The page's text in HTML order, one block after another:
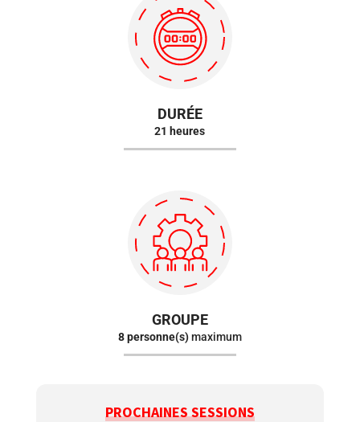
DURÉE
21 heures
GROUPE
8 personne(s)maximum
PROCHAINES SESSIONS